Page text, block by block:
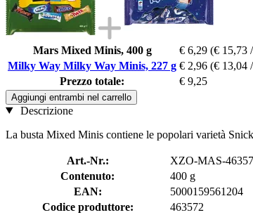
Mars Mixed Minis, 400 g € 6,29 (€ 15,73
Milky Way Milky Way Minis, 227 g € 2,96 (€ 13,04
Prezzo totale:
€ 9,25
Aggiungi entrambi nel carrello
Descrizione
La busta Mixed Minis contiene le popolari varietà
Art.-Nr.:
XZO-MAS-
Contenuto:
400 g
EAN:
5000159561204
Codice produttore:
463572